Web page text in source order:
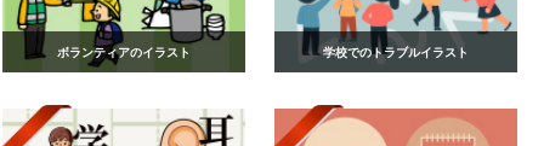
ボランティアのイラスト 学校でのトラブルイラスト